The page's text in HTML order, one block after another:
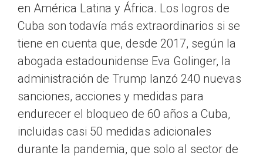
en América Latina y África. Los logros de
Cuba son todavía más extraordinarios si se
tiene en cuenta que, desde 2017, según la
abogada estadounidense Eva Golinger, la
administración de Trump lanzó 240 nuevas
sanciones, acciones y medidas para
endurecer el bloqueo de 60 años a Cuba,
incluidas casi 50 medidas adicionales
durante la pandemia, que solo al sector de